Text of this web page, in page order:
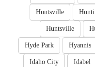
Huntsville
Huntsville
Hyannis
Hyde Park
Idabel
Idaho City